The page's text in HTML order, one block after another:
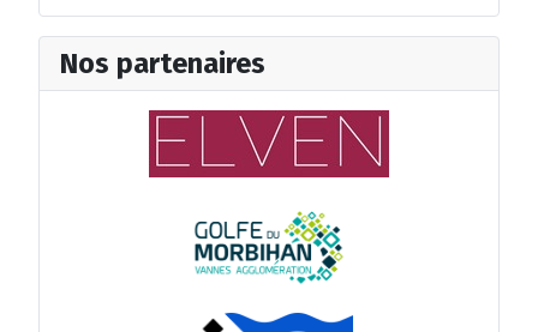
Nos partenaires